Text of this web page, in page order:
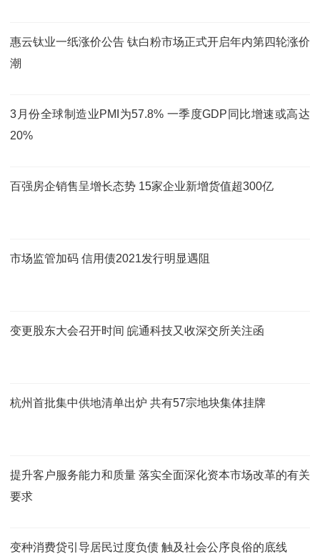
惠云钛业一纸涨价公告 钛白粉市场正式开启年内第四轮涨价
潮
3月份全球制造业PMI为57.8% 一季度GDP同比增速或高达
20%
百强房企销售呈增长态势 15家企业新增货值超300亿
市场监管加码 信用债2021发行明显遇阻
变更股东大会召开时间 皖通科技又收深交所关注函
杭州首批集中供地清单出炉 共有57宗地块集体挂牌
提升客户服务能力和质量 落实全面深化资本市场改革的有关
要求
变种消费贷引导居民过度负债 触及社会公序良俗的底线